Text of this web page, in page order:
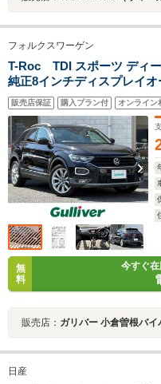
フォルクスワーゲン
T-Roc TDI スポーツ ディ
純正8インチディスプレイ
バックカメラ/プリクラッシ
ッドモニター/コーナーセン
コンビレザーシート
販売店保証 購入プラン付 オンライン
無
料
今すぐ
販売店： ガリバー 小倉曽根バイ
日産